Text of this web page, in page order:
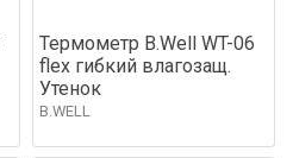
Термометр B.Well WT-06
flex гибкий влагозащ.
Утенок
B.WELL